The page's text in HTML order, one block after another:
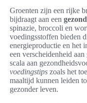
Groenten zijn een rijke
bijdraagt aan een
spinazie, broccoli en
voedingsstoffen bieden
energieproductie en het
een verscheidenheid
scala aan
voedingstips zoals het
maaltijd kunnen leiden
gezonder leven.